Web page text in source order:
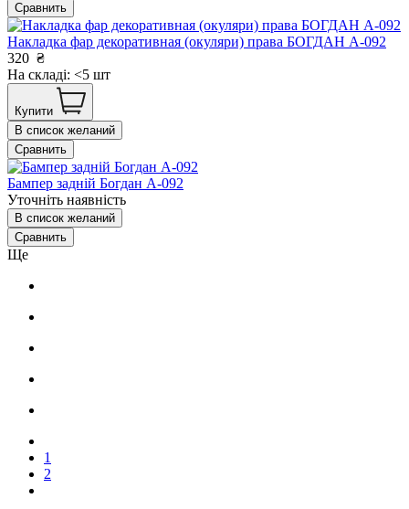
Сравнить
Накладка фар декоративная (окуляри) права БОГДАН А-092
320 ₴
На складі: <5 шт
Купити
В список желаний
Сравнить
Бампер задній Богдан А-092
Уточніть наявність
В список желаний
Сравнить
Ще
1
2